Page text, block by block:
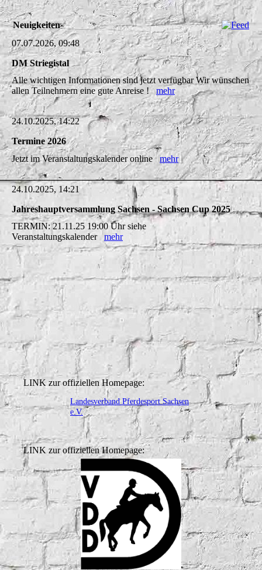
Neuigkeiten
07.07.2026, 09:48
DM Striegistal
Alle wichtigen Informationen sind jetzt verfügbar Wir wünschen
allen Teilnehmern eine gute Anreise !mehr
24.10.2025, 14:22
Termine 2026
Jetzt im Veranstaltungskalender online mehr
24.10.2025, 14:21
Jahreshauptversammlung Sachsen - Sachsen Cup 2025
TERMIN: 21.11.25 19:00 Uhr siehe
Veranstaltungskalendermehr
LINK zur offiziellen Homepage:
Landesverband Pferdesport Sachsen
e.V.
LINK zur offiziellen Homepage: